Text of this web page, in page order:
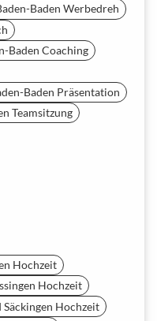
Baden Werbedreh
Baden Coaching
Baden Präsentation
Teamsitzung
Hochzeit
Hochzeit
Säckingen Hochzeit